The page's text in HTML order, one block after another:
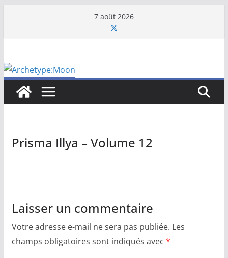
7 août 2026
Prisma Illya – Volume 12
Laisser un commentaire
Votre adresse e-mail ne sera pas publiée. Les
champs obligatoires sont indiqués avec *